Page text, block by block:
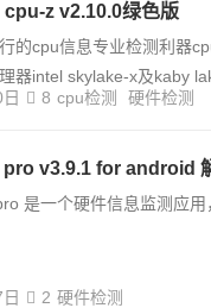
z v2.10.0绿色版
的cpu信息专业检测利器
器intel skylake-x及kaby
8 cpu检测 硬件检测
v3.9.1 for android
是一个硬件信息监测应用
2 硬件检测